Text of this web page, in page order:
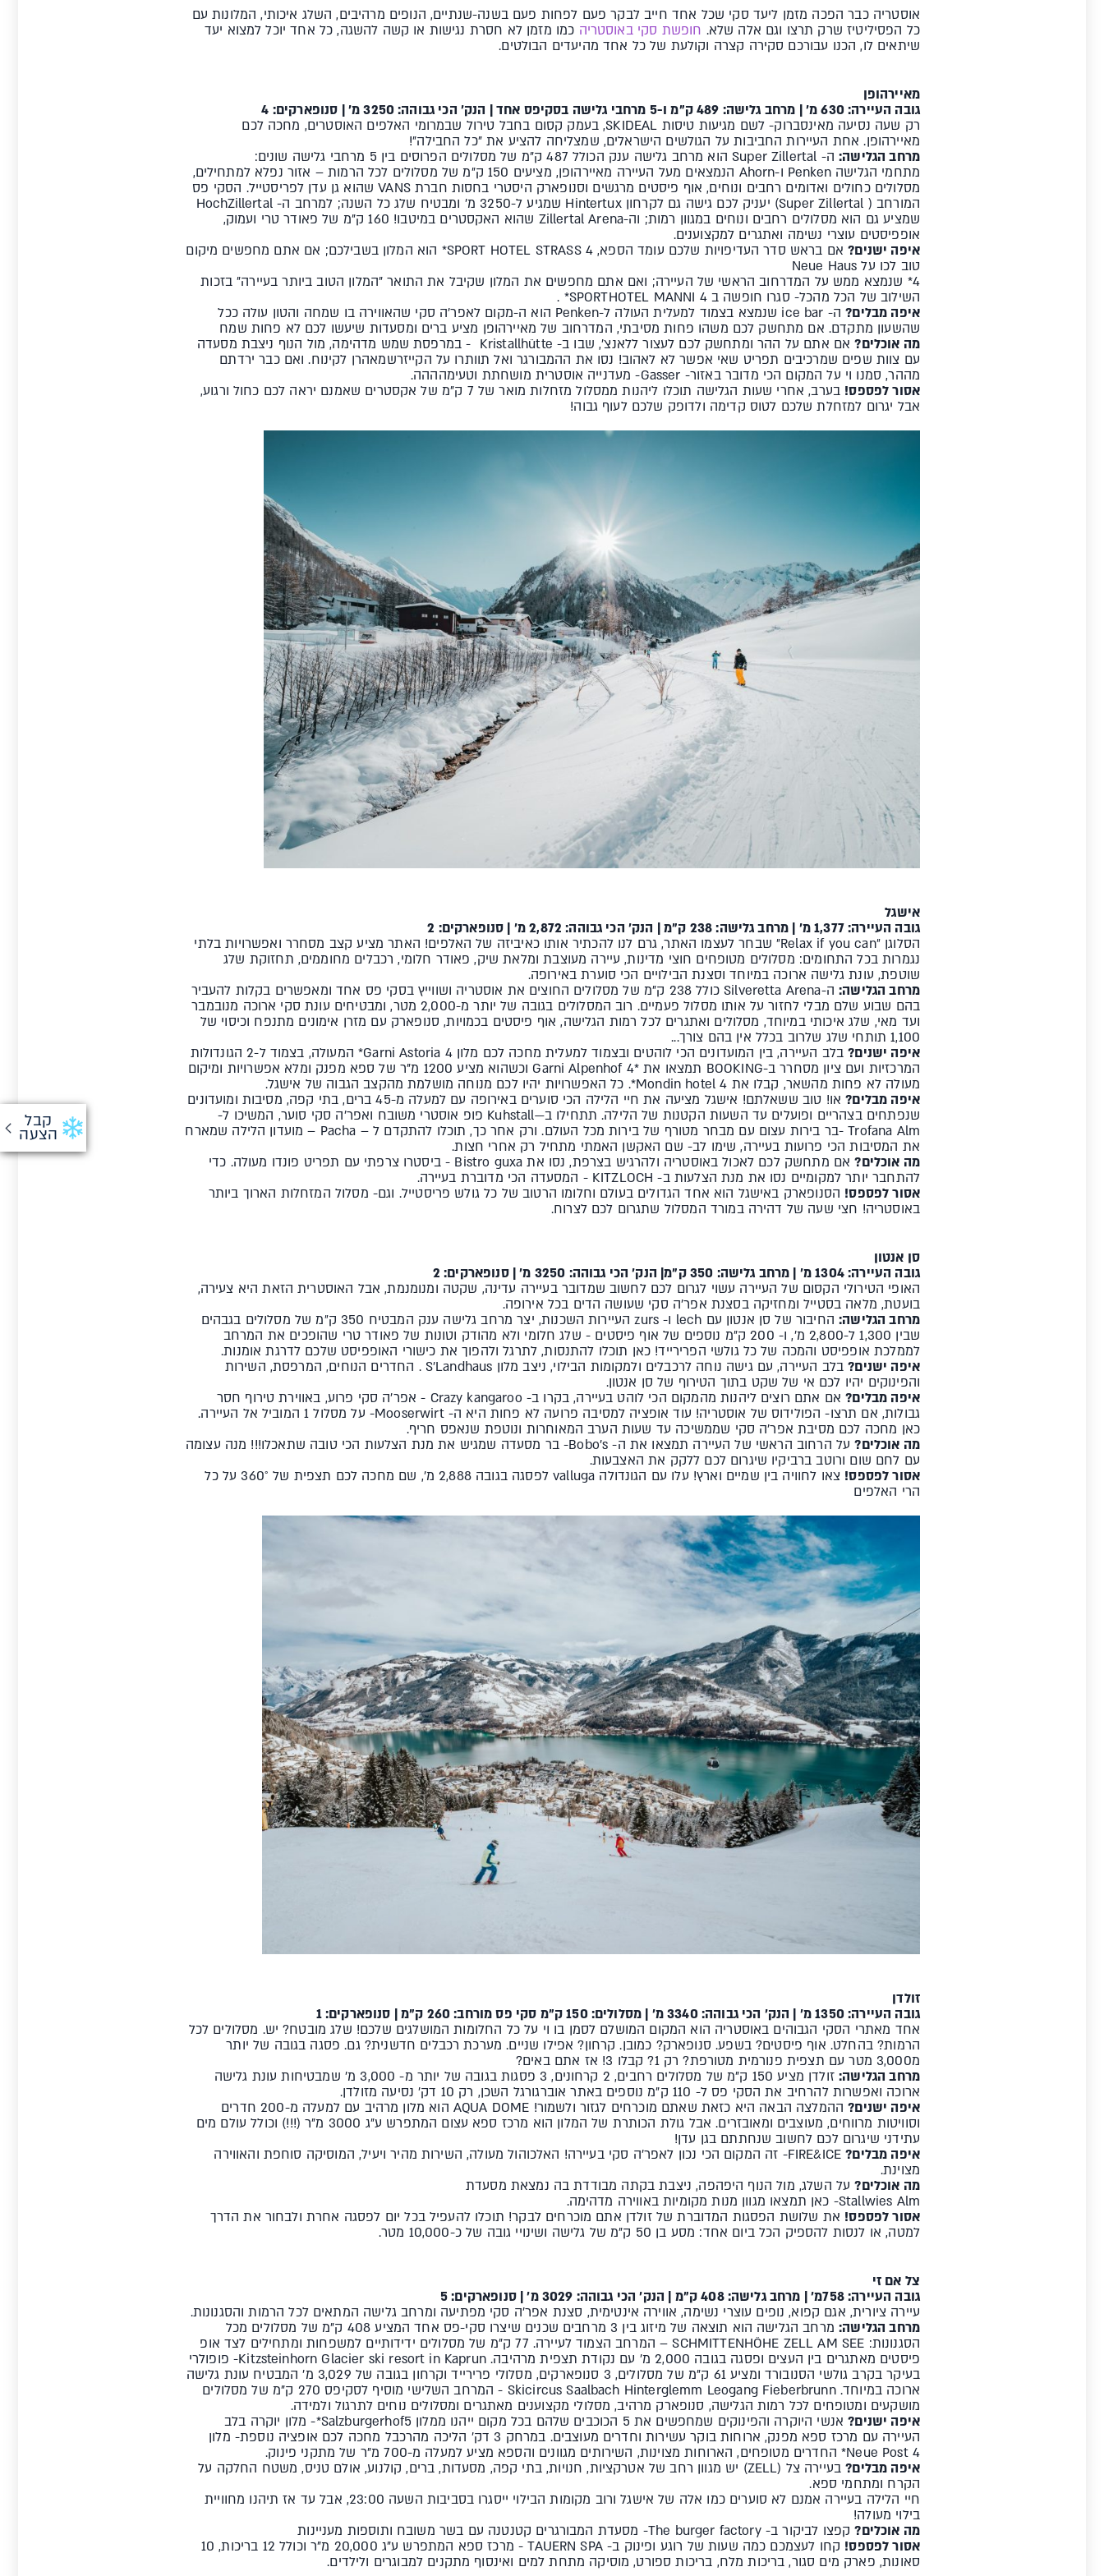
קבל
הצעה
אוסטריה כבר הפכה מזמן ליעד סקי שכל אחד חייב לבקר פעם לפחות פעם בשנה-שנתיים, הנופים מרהיבים, השלג איכותי, המלונות עם
כל הפסיליטיז שרק תרצו וגם אלה שלא. חופשת סקי באוסטריה כמו מזמן לא חסרת נגישות או קשה להשגה, כל אחד יוכל למצוא יעד
שיתאים לו, הכנו עבורכם סקירה קצרה וקולעת של כל אחד מהיעדים הבולטים.
מאיירהופן
גובה העיירה: 630 מ' | מרחב גלישה: 489 ק"מ ו-5 מרחבי גלישה בסקיפס אחד | הנק' הכי גבוהה: 3250 מ' | סנופארקים: 4
רק שעה נסיעה מאינסברוק- לשם מגיעות טיסות SKIDEAL, בעמק קסום בחבל טירול שבמרומי האלפים האוסטרים, מחכה לכם
מאיירהופן. אחת העיירות החביבות על הגולשים הישראלים, שמצליחה להציע את "כל החבילה"!
מרחב הגלישה:ה- Super Zillertal הוא מרחב גלישה ענק הכולל 487 ק"מ של מסלולים הפרוסים בין 5 מרחבי גלישה שונים:
מתחמי הגלישה Penken ו-Ahorn הנמצאים מעל העיירה מאיירהופן, מציעים 150 ק"מ של מסלולים לכל הרמות – אזור נפלא למתחילים,
מסלולים כחולים ואדומים רחבים ונוחים, אוף פיסטים מרגשים וסנופארק היסטרי בחסות חברת VANS שהוא גן עדן לפריסטייל. הסקי פס
המורחב ( Super Zillertal) יעניק לכם גישה גם לקרחון Hintertux שמגיע ל-3250 מ' ומבטיח שלג כל השנה; למרחב ה- HochZillertal
שמציע גם הוא מסלולים רחבים ונוחים במגוון רמות; וה-Zillertal Arena שהוא האקסטרים במיטבו! 160 ק"מ של פאודר טרי ועמוק,
אופפיסטים עוצרי נשימה ואתגרים למקצוענים.
איפה ישנים?
אם בראש סדר העדיפויות שלכם עומד הספא, SPORT HOTEL STRASS 4* הוא המלון בשבילכם; אם אתם מחפשים מיקום
טוב לכו על Neue Haus
4* שנמצא ממש על המדרחוב הראשי של העיירה; ואם אתם מחפשים את המלון שקיבל את התואר "המלון הטוב ביותר בעיירה" בזכות
השילוב של הכל מהכל- סגרו חופשה ב SPORTHOTEL MANNI 4* .
איפה מבלים?
ה- ice bar שנמצא בצמוד למעלית העולה ל-Penken הוא ה-מקום לאפר'ה סקי שהאווירה בו שמחה והטון עולה ככל
שהשעון מתקדם. אם מתחשק לכם משהו פחות מסיבתי, המדרחוב של מאיירהופן מציע ברים ומסעדות שיעשו לכם לא פחות שמח
מה אוכלים?
אם אתם על ההר ומתחשק לכם לעצור ללאנצ', שבו ב- Kristallhütte - במרפסת שמש מדהימה, מול הנוף ניצבת מסעדה
עם צוות שפים שמרכיבים תפריט שאי אפשר לא לאהוב! נסו את ההמבורגר ואל תוותרו על הקייזרשמאהרן לקינוח. ואם כבר ירדתם
מההר, סמנו וי על המקום הכי מדובר באזור- Gasser- מעדנייה אוסטרית מושחתת וטעימהההה.
אסור לפספס!
בערב, אחרי שעות הגלישה תוכלו ליהנות ממסלול מזחלות מואר של 7 ק"מ של אקסטרים שאמנם יראה לכם כחול ורגוע,
אבל יגרום למזחלת שלכם לטוס קדימה ולדופק שלכם לעוף גבוה!
אישגל
גובה העיירה: 1,377 מ' | מרחב גלישה: 238 ק"מ | הנק' הכי גבוהה: 2,872 מ' | סנופארקים: 2
הסלוגן ״Relax if you can״ שבחר לעצמו האתר, גרם לנו להכתיר אותו כאיביזה של האלפים! האתר מציע קצב מסחרר ואפשרויות בלתי
נגמרות בכל התחומים: מסלולים מטופחים חוצי מדינות, עיירה מעוצבת ומלאת שיק, פאודר חלומי, רכבלים מחוממים, תחזוקת שלג
שוטפת, עונת גלישה ארוכה במיוחד וסצנת הבילויים הכי סוערת באירופה.
מרחב הגלישה:
ה-Silveretta Arena כולל 238 ק"מ של מסלולים החוצים את אוסטריה ושווייץ בסקי פס אחד ומאפשרים בקלות להעביר
בהם שבוע שלם מבלי לחזור על אותו מסלול פעמיים. רוב המסלולים בגובה של יותר מ-2,000 מטר, ומבטיחים עונת סקי ארוכה מנובמבר
ועד מאי, שלג איכותי במיוחד, מסלולים ואתגרים לכל רמות הגלישה, אוף פיסטים בכמויות, סנופארק עם מזרן אימונים מתנפח וכיסוי של
1,100 תותחי שלג שלרוב בכלל אין בהם צורך...
איפה ישנים?
בלב העיירה, בין המועדונים הכי לוהטים ובצמוד למעלית מחכה לכם מלון Garni Astoria 4* המעולה, בצמוד ל-2 הגונדולות
המרכזיות ועם ציון מסחרר ב-BOOKING תמצאו את *4 Garni Alpenhof וכשהוא מציע 1200 מ"ר של ספא מפנק ומלא אפשרויות ומיקום
מעולה לא פחות מהשאר, קבלו את Mondin hotel 4*. כל האפשרויות יהיו לכם מנוחה מושלמת מהקצב הגבוה של אישגל.
איפה מבלים?
או! טוב ששאלתם! אישגל מציעה את חיי הלילה הכי סוערים באירופה עם למעלה מ-45 ברים, בתי קפה, מסיבות ומועדונים
שנפתחים בצהריים ופועלים עד השעות הקטנות של הלילה. תתחילו ב—Kuhstall פופ אוסטרי משובח ואפר'ה סקי סוער, המשיכו ל-
Trofana Alm -בר בירות עצום עם מבחר מטורף של בירות מכל העולם. ורק אחר כך, תוכלו להתקדם ל – Pacha – מועדון הלילה שמארח
את המסיבות הכי פרועות בעיירה, שימו לב- שם האקשן האמתי מתחיל רק אחרי חצות.
מה אוכלים?
אם מתחשק לכם לאכול באוסטריה ולהרגיש בצרפת, נסו את Bistro guxa - ביסטרו צרפתי עם תפריט פונדו מעולה. כדי
להתחבר יותר למקומיים נסו את מנת הצלעות ב- KITZLOCH - המסעדה הכי מדוברת בעיירה.
אסור לפספס! הסנופארק באישגל הוא אחד הגדולים בעולם וחלומו הרטוב של כל גולש פריסטייל. וגם- מסלול המזחלות הארוך ביותר
באוסטריה! חצי שעה של דהירה במורד המסלול שתגרום לכם לצרוח.
סן אנטון
גובה העיירה: 1304 מ' | מרחב גלישה: 350 ק"מ| הנק' הכי גבוהה: 3250 מ' | סנופארקים: 2
האופי הטירולי הקסום של העיירה עשוי לגרום לכם לחשוב שמדובר בעיירה עדינה, שקטה ומנומנמת, אבל האוסטרית הזאת היא צעירה,
בועטת, מלאה בסטייל ומחזיקה בסצנת אפר'ה סקי שעושה הדים בכל אירופה.
מרחב הגלישה:
החיבור של סן אנטון עם lech ו- zurs העיירות השכנות, יצר מרחב גלישה ענק המבטיח 350 ק״מ של מסלולים בגבהים
שבין 1,300 ל-2,800 מ', ו- 200 ק"מ נוספים של אוף פיסטים - שלג חלומי ולא מהודק וטונות של פאודר טרי שהופכים את המרחב
לממלכת אופפיסט והמכה של כל גולשי הפרירייד! כאן תוכלו להתנסות, לתרגל ולהפוך את כישורי האופפיסט שלכם לדרגת אומנות.
איפה ישנים?
בלב העיירה, עם גישה נוחה לרכבלים ולמקומות הבילוי, ניצב מלון S'Landhaus . החדרים הנוחים, המרפסת, השירות
והפינוקים יהיו לכם אי של שקט בתוך הטירוף של סן אנטון.
איפה מבלים?
אם אתם רוצים ליהנות מהמקום הכי לוהט בעיירה, בקרו ב- Crazy kangaroo - אפר'ה סקי פרוע, באווירת טירוף חסר
גבולות, אם תרצו- הפולידוס של אוסטריה! עוד אופציה למסיבה פרועה לא פחות היא ה- Mooserwirt- על מסלול 1 המוביל אל העיירה.
כאן מחכה לכם מסיבת אפר'ה סקי שממשיכה עד שעות הערב המאוחרות ונוטפת שנאפס חריף.
מה אוכלים?
על הרחוב הראשי של העיירה תמצאו את ה- Bobo’s- בר מסעדה שמגיש את מנת הצלעות הכי טובה שתאכלו!!! מנה עצומה
עם לחם שום ורוטב ברביקיו שיגרום לכם ללקק את האצבעות.
אסור לפספס!
צאו לחוויה בין שמיים וארץ! עלו עם הגונדולה valluga לפסגה בגובה 2,888 מ', שם מחכה לכם תצפית של 360° על כל
הרי האלפים
זולדן
גובה העיירה: 1350 מ' | הנק' הכי גבוהה: 3340 מ' | מסלולים: 150 ק"מ סקי פס מורחב: 260 ק"מ | סנופארקים: 1
אחד מאתרי הסקי הגבוהים באוסטריה הוא המקום המושלם לסמן בו וי על כל החלומות המושלגים שלכם! שלג מובטח? יש. מסלולים לכל
הרמות? בהחלט. אוף פיסטים? בשפע. סנופארק? כמובן. קרחון? אפילו שניים. מערכת רכבלים חדשנית? גם. פסגה בגובה של יותר
מ3,000 מטר עם תצפית פנורמית מטורפת? רק 1? קבלו 3! אז אתם באים?
מרחב הגלישה:
זולדן מציע 150 ק"מ של מסלולים רחבים, 2 קרחונים, 3 פסגות בגובה של יותר מ- 3,000 מ' שמבטיחות עונת גלישה
ארוכה ואפשרות להרחיב את הסקי פס ל- 110 ק"מ נוספים באתר אוברגורגל השכן, רק 10 דק' נסיעה מזולדן.
איפה ישנים?
ההמלצה הבאה היא כזאת שאתם מוכרחים לגזור ולשמור! AQUA DOME הוא מלון מרהיב עם למעלה מ-200 חדרים
וסוויטות מרווחים, מעוצבים ומאובזרים. אבל גולת הכותרת של המלון הוא מרכז ספא עצום המתפרש ע"ג 3000 מ"ר (!!!) וכולל עולם מים
עתידני שיגרום לכם לחשוב שנחתתם בגן עדן!
איפה מבלים?
FIRE&ICE- זה המקום הכי נכון לאפר'ה סקי בעיירה! האלכוהול מעולה, השירות מהיר ויעיל, המוסיקה סוחפת והאווירה
מצוינת.
מה אוכלים?על השלג, מול הנוף היפהפה, ניצבת בקתה מבודדת בה נמצאת מסעדת
Stallwies Alm- כאן תמצאו מגוון מנות מקומיות באווירה מדהימה.
אסור לפספס! את שלושת הפסגות המדוברת של זולדן אתם מוכרחים לבקר! תוכלו להעפיל בכל יום לפסגה אחרת ולבחור את הדרך
למטה, או לנסות להספיק הכל ביום אחד: מסע בן 50 ק"מ של גלישה ושינויי גובה של כ-10,000 מטר.
צל אם זי
גובה העיירה: 758מ' | מרחב גלישה: 408 ק"מ | הנק' הכי גבוהה: 3029 מ' | סנופארקים: 5
עיירה ציורית, אגם קפוא, נופים עוצרי נשימה, אווירה אינטימית, סצנת אפר'ה סקי מפתיעה ומרחב גלישה המתאים לכל הרמות והסגנונות.
מרחב הגלישה:
מרחב הגלישה הוא תוצאה של מיזוג בין 3 מרחבים שכנים שיצרו סקי-פס אחד המציע 408 ק"מ של מסלולים מכל
הסגנונות: SCHMITTENHÖHE ZELL AM SEE – המרחב הצמוד לעיירה. 77 ק"מ של מסלולים ידידותיים למשפחות ומתחילים לצד אופ
פיסטים מאתגרים בין העצים ופסגה בגובה 2,000 מ' עם נקודת תצפית מרהיבה. Kitzsteinhorn Glacier ski resort in Kaprun- פופולרי
בעיקר בקרב גולשי הסנובורד ומציע 61 ק"מ של מסלולים, 3 סנופארקים, מסלולי פרירייד וקרחון בגובה של 3,029 מ' המבטיח עונת גלישה
ארוכה במיוחד. Skicircus Saalbach Hinterglemm Leogang Fieberbrunn - המרחב השלישי מוסיף לסקיפס 270 ק"מ של מסלולים
מושקעים ומטופחים לכל רמות הגלישה, סנופארק מרהיב, מסלולי מקצוענים מאתגרים ומסלולים נוחים לתרגול ולמידה.
איפה ישנים?
אנשי היוקרה והפינוקים שמחפשים את 5 הכוכבים שלהם בכל מקום ייהנו ממלון Salzburgerhof5*- מלון יוקרה בלב
העיירה עם מרכז ספא מפנק, ארוחות בוקר עשירות וחדרים מעוצבים. במרחק 3 דק' הליכה מהרכבל מחכה לכם אופציה נוספת- מלון
Neue Post 4* החדרים מטופחים, הארוחות מצוינות, השירותים מגוונים והספא מציע למעלה מ-700 מ"ר של מתקני פינוק.
איפה מבלים?
בעיירה צל (ZELL) יש מגוון רחב של אטרקציות, חנויות, בתי קפה, מסעדות, ברים, קולנוע, אולם טניס, משטח החלקה על
הקרח ומתחמי ספא.
חיי הלילה בעיירה אמנם לא סוערים כמו אלה של אישגל ורוב מקומות הבילוי ייסגרו בסביבות השעה 23:00, אבל עד אז תיהנו מחוויית
בילוי מעולה!
מה אוכלים?קפצו לביקור ב- The burger factory- מסעדת המבורגרים קטנטנה עם בשר משובח ותוספות מעניינות
אסור לפספס!
קחו לעצמכם כמה שעות של רוגע ופינוק ב- TAUERN SPA - מרכז ספא המתפרש ע"ג 20,000 מ"ר וכולל 12 בריכות, 10
סאונות, פארק מים סגור, בריכות מלח, בריכות ספורט, מוסיקה מתחת למים ואינסוף מתקנים למבוגרים ולילדים.